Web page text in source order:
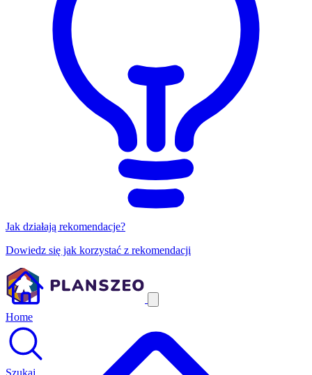
Jak działają rekomendacje?
Dowiedz się jak korzystać z rekomendacji
Home
Szukaj